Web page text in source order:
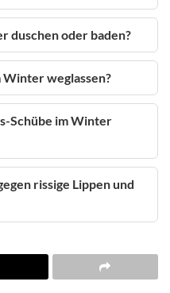
duschen oder baden?
Winter weglassen?
Schübe im Winter
rissige Lippen und